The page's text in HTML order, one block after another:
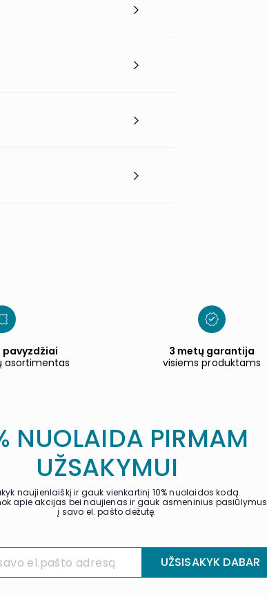
pavyzdžiai
asortimentas
3 metų garantija
visiems produktams
NUOLAIDA PIRMAM
UŽSAKYMUI
naujienlaiškį ir gauk vienkartinį 10% nuolaidos kodą.
apie akcijas bei naujienas ir gauk asmeninius pasiūlymus
į savo el. pašto dėžutę.
UŽSISAKYK DABAR